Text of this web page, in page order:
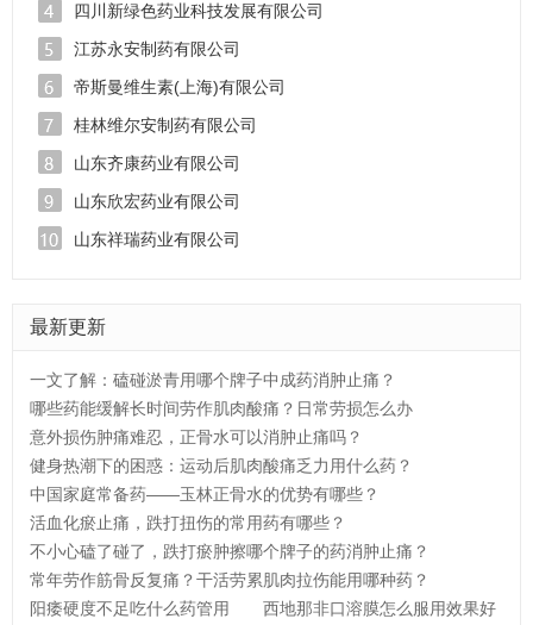
四川新绿色药业科技发展有限公司
江苏永安制药有限公司
帝斯曼维生素(上海)有限公司
桂林维尔安制药有限公司
山东齐康药业有限公司
山东欣宏药业有限公司
山东祥瑞药业有限公司
最新更新
一文了解：磕碰淤青用哪个牌子中成药消肿止痛？
哪些药能缓解长时间劳作肌肉酸痛？日常劳损怎么办
意外损伤肿痛难忍，正骨水可以消肿止痛吗？
健身热潮下的困惑：运动后肌肉酸痛乏力用什么药？
中国家庭常备药——玉林正骨水的优势有哪些？
活血化瘀止痛，跌打扭伤的常用药有哪些？
不小心磕了碰了，跌打瘀肿擦哪个牌子的药消肿止痛？
常年劳作筋骨反复痛？干活劳累肌肉拉伤能用哪种药？
阳痿硬度不足吃什么药管用
西地那非口溶膜怎么服用效果好